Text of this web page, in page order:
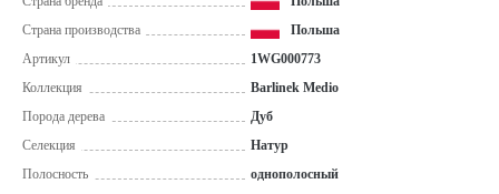
Страна производства
Польша
Артикул
1WG000773
Коллекция
Barlinek Medio
Порода дерева
Дуб
Селекция
Натур
Полосность
однополосный